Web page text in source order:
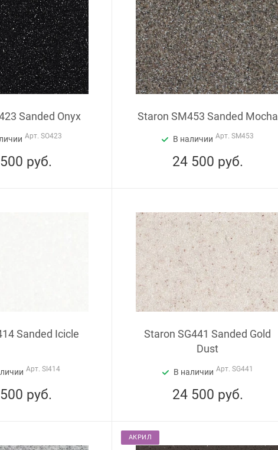
Sanded Onyx
Арт. SO423
руб.
Staron SM453 Sanded Mocha
В наличии Арт. SM453
24 500 руб.
Sanded Icicle
Арт.SI414
руб.
Staron SG441 Sanded Gold
Dust
В наличии Арт. SG441
24 500 руб.
АКРИЛ